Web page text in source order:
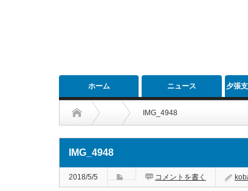
ホーム ニュース 夕張
IMG_4948
IMG_4948
2018/5/5 コメントを書く